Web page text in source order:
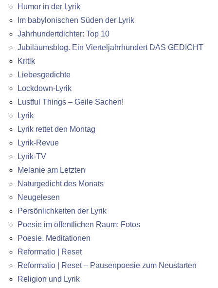
Humor in der Lyrik
Im babylonischen Süden der Lyrik
Jahrhundertdichter: Top 10
Jubiläumsblog. Ein Vierteljahrhundert DAS GEDICHT
Kritik
Liebesgedichte
Lockdown-Lyrik
Lustful Things – Geile Sachen!
Lyrik
Lyrik rettet den Montag
Lyrik-Revue
Lyrik-TV
Melanie am Letzten
Naturgedicht des Monats
Neugelesen
Persönlichkeiten der Lyrik
Poesie im öffentlichen Raum: Fotos
Poesie. Meditationen
Reformatio | Reset
Reformatio | Reset – Pausenpoesie zum Neustarten
Religion und Lyrik